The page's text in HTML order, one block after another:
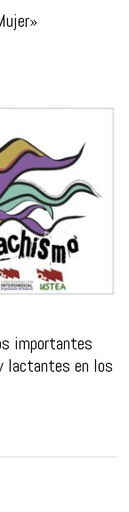
importantes
lactantes en los